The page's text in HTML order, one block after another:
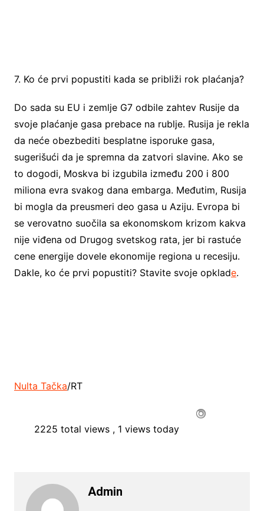
7. Ko će prvi popustiti kada se približi rok plaćanja?
Do sada su EU i zemlje G7 odbile zahtev Rusije da
svoje plaćanje gasa prebace na rublje. Rusija je rekla
da neće obezbediti besplatne isporuke gasa,
sugerišući da je spremna da zatvori slavine. Ako se
to dogodi, Moskva bi izgubila između 200 i 800
miliona evra svakog dana embarga. Međutim, Rusija
bi mogla da preusmeri deo gasa u Aziju. Evropa bi
se verovatno suočila sa ekonomskom krizom kakva
nije viđena od Drugog svetskog rata, jer bi rastuće
cene energije dovele ekonomije regiona u recesiju.
Dakle, ko će prvi popustiti? Stavite svoje opklade.
Nulta Tačka/RT
2225 total views , 1 views today
Admin